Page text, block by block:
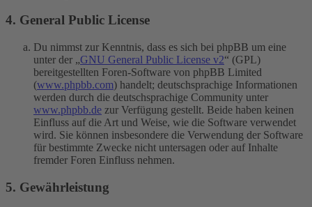
4. General Public License
Du nimmst zur Kenntnis, dass es sich bei phpBB um eine
unter der „GNU General Public License v2“ (GPL)
bereitgestellten Foren-Software von phpBB Limited
(www.phpbb.com) handelt; deutschsprachige Informationen
werden durch die deutschsprachige Community unter
www.phpbb.de zur Verfügung gestellt. Beide haben keinen
Einfluss auf die Art und Weise, wie die Software verwendet
wird. Sie können insbesondere die Verwendung der Software
für bestimmte Zwecke nicht untersagen oder auf Inhalte
fremder Foren Einfluss nehmen.
5. Gewährleistung